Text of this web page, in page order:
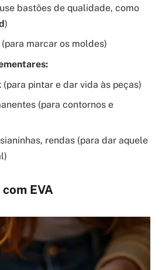
bastões de qualidade, como
)
marcar os moldes)
(para pintar e dar vida às peças)
(para contornos e
rendas (para dar aquele
EVA